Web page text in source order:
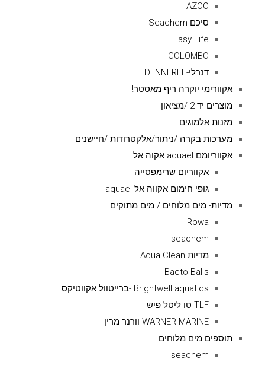
AZOO
סיכם Seachem
Easy Life
COLOMBO
דנרלי-DENNERLE
אקוורימי יוקרה ריף מאסטר!
מוצרים יד 2 /מציאון
מזנות אלמוגים
מערכות בקרה /ניתור/אלקטרודות /חיישנים
אקווריומם aquael אקוה אל
אקווריום שרימפסייה
גופי חימום אקווה אל aquael
מדיות- מים מלוחים / מים מתוקים
Rowa
seachem
מדיות Aqua Clean
Bacto Balls
Brightwell aquatics -ברייטוול אקווטיקס
TLF טו ליטל פיש
WARNER MARINE וורנר מרין
תוספים מים מלוחים
seachem